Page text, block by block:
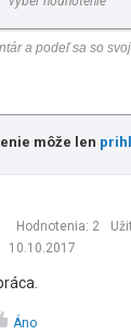
môže len
Hodnotenia: 2
10.10.2017
Áno